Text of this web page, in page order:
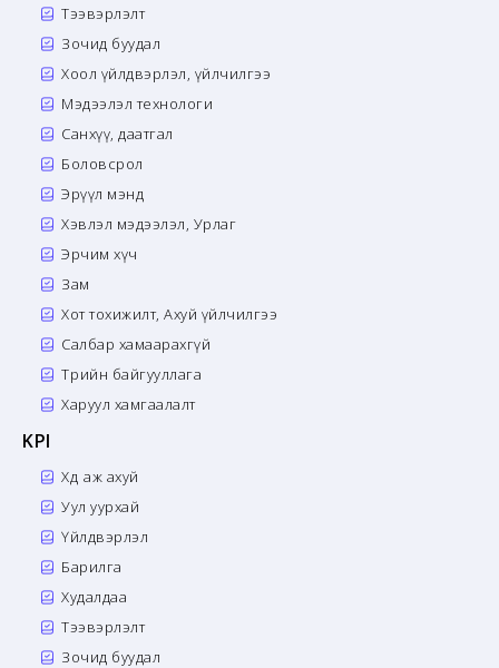
Тээвэрлэлт
Зочид буудал
Хоол үйлдвэрлэл, үйлчилгээ
Мэдээлэл технологи
Санхүү, даатгал
Боловсрол
Эрүүл мэнд
Хэвлэл мэдээлэл, Урлаг
Эрчим хүч
Зам
Хот тохижилт, Ахуй үйлчилгээ
Салбар хамаарахгүй
Төрийн байгууллага
Харуул хамгаалалт
KPI
Хөдөө аж ахуй
Уул уурхай
Үйлдвэрлэл
Барилга
Худалдаа
Тээвэрлэлт
Зочид буудал